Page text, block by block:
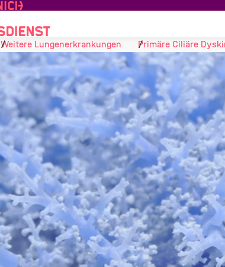
Weitere Lungenerkrankungen Primäre Ciliäre